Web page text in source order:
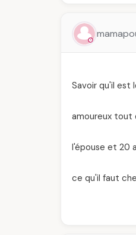
Savoir qu'il est
amoureux tout
l'épouse et 20
ce qu'il faut